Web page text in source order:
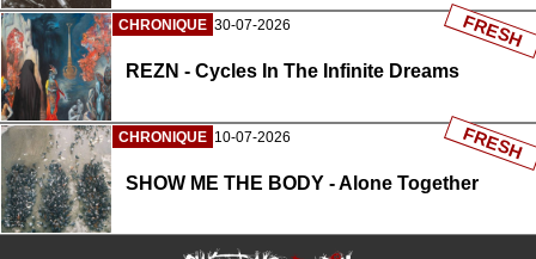
CHRONIQUE 30-07-2026
REZN - Cycles In The Infinite Dreams
FRESH
CHRONIQUE 10-07-2026
SHOW ME THE BODY - Alone Together
FRESH